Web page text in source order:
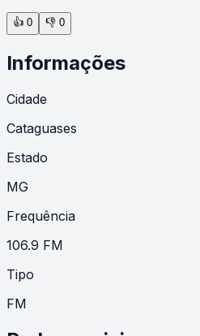
👍 0 👎 0
Informações
Cidade
Cataguases
Estado
MG
Frequência
106.9 FM
Tipo
FM